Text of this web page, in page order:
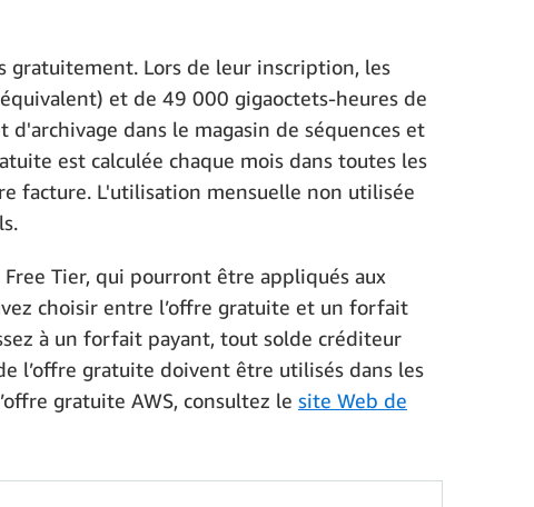
gratuitement. Lors de leur inscription, les
et de 49 000 gigaoctets-heures de
dans le magasin de séquences et
est calculée chaque mois dans toutes les
facture. L'utilisation mensuelle non utilisée
Tier, qui pourront être appliqués aux
choisir entre l’offre gratuite et un forfait
à un forfait payant, tout solde créditeur
l’offre gratuite doivent être utilisés dans les
gratuite AWS, consultez le site Web de